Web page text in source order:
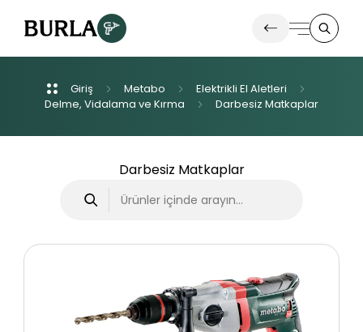
Ürünlerimiz
Giriş Metabo Elektrikli El Aletleri
Delme, Vidalama ve Kırma Darbesiz Matkaplar
Darbesiz Matkaplar